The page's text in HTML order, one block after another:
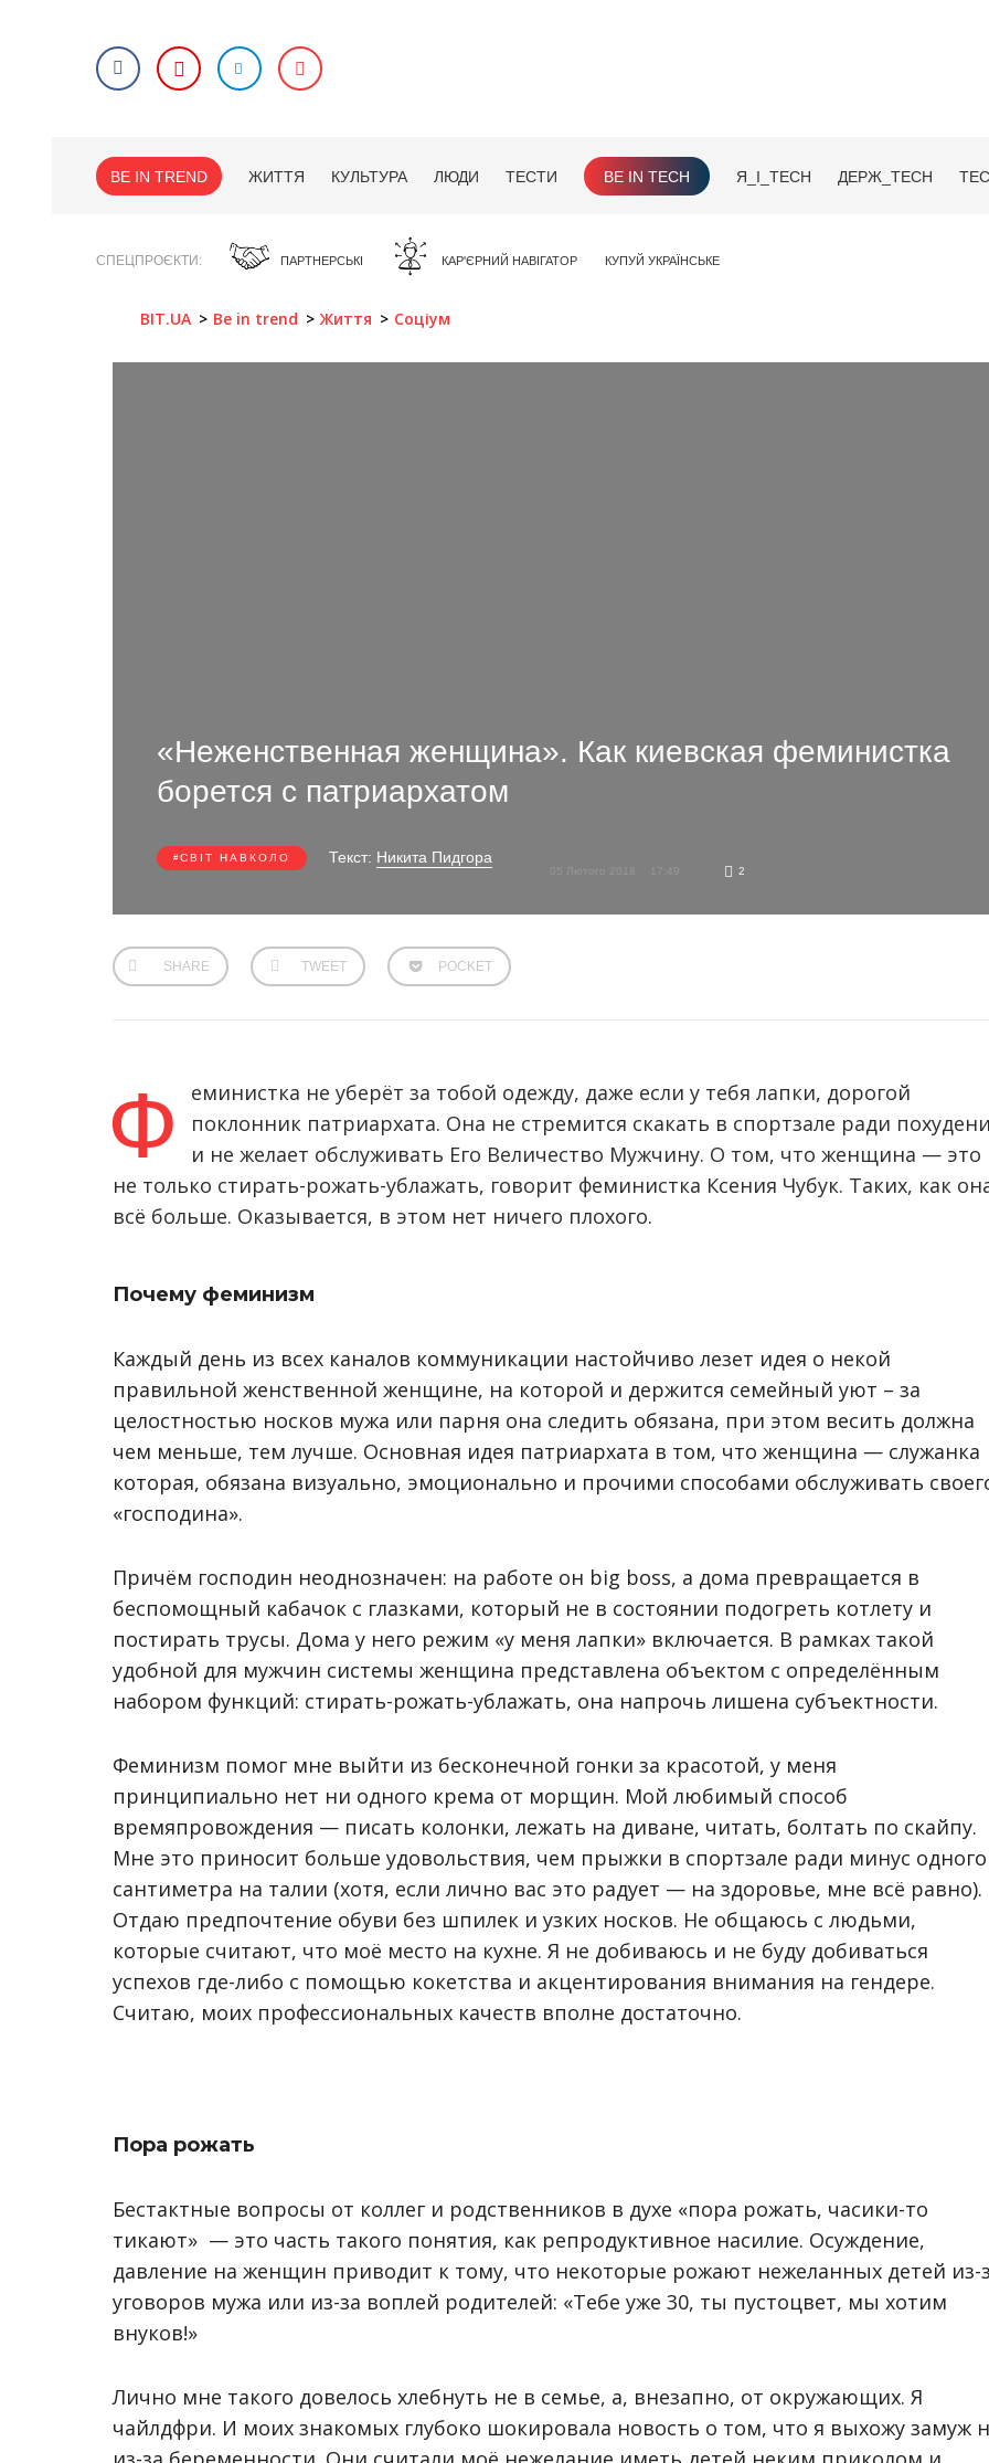
BE IN TREND ЖИТТЯ КУЛЬТУРА ЛЮДИ ТЕСТИ BE IN TECH Я_І_TECH ДЕРЖ_TECH
СПЕЦПРОЄКТИ ПАРТНЕРСЬКІ КАР'ЄРНИЙ НАВІГАТОР КУПУЙ УКРАЇНСЬКЕ
BIT.UA Be in trend Життя Соціум
«Неженственная женщина». Как киевская феминистка
борется с патриархатом
СВІТ НАВКОЛО Текст: Никита Пидгора
05 Лютого 2018 17:49 2
SHARE TWEET POCKET
Ф
еминистка не уберёт за тобой одежду, даже если у тебя лапки, дорогой
поклонник патриархата. Она не стремится скакать в спортзале ради
и не желает обслуживать Его Величество Мужчину. О том, что женщина — это
не только стирать-рожать-ублажать, говорит феминистка Ксения Чубук. Таких, как
всё больше. Оказывается, в этом нет ничего плохого.
Почему феминизм
Каждый день из всех каналов коммуникации настойчиво лезет идея о некой
правильной женственной женщине, на которой и держится семейный уют – за
целостностью носков мужа или парня она следить обязана, при этом весить должна
чем меньше, тем лучше. Основная идея патриархата в том, что женщина — служанка
которая, обязана визуально, эмоционально и прочими способами обслуживать
«господина».
Причём господин неоднозначен: на работе он big boss, а дома превращается в
беспомощный кабачок с глазками, который не в состоянии подогреть котлету и
постирать трусы. Дома у него режим «у меня лапки» включается. В рамках такой
удобной для мужчин системы женщина представлена объектом с определённым
набором функций: стирать-рожать-ублажать, она напрочь лишена субъектности.
Феминизм помог мне выйти из бесконечной гонки за красотой, у меня
принципиально нет ни одного крема от морщин. Мой любимый способ
времяпровождения — писать колонки, лежать на диване, читать, болтать по скайпу.
Мне это приносит больше удовольствия, чем прыжки в спортзале ради минус одного
сантиметра на талии (хотя, если лично вас это радует — на здоровье, мне всё равно).
Отдаю предпочтение обуви без шпилек и узких носков. Не общаюсь с людьми,
которые считают, что моё место на кухне. Я не добиваюсь и не буду добиваться
успехов где-либо с помощью кокетства и акцентирования внимания на гендере.
Считаю, моих профессиональных качеств вполне достаточно.
Пора рожать
Бестактные вопросы от коллег и родственников в духе «пора рожать, часики-то
тикают» — это часть такого понятия, как репродуктивное насилие. Осуждение,
давление на женщин приводит к тому, что некоторые рожают нежеланных детей из-
уговоров мужа или из-за воплей родителей: «Тебе уже 30, ты пустоцвет, мы хотим
внуков!»
Лично мне такого довелось хлебнуть не в семье, а, внезапно, от окружающих. Я
чайлдфри. И моих знакомых глубоко шокировала новость о том, что я выхожу замуж